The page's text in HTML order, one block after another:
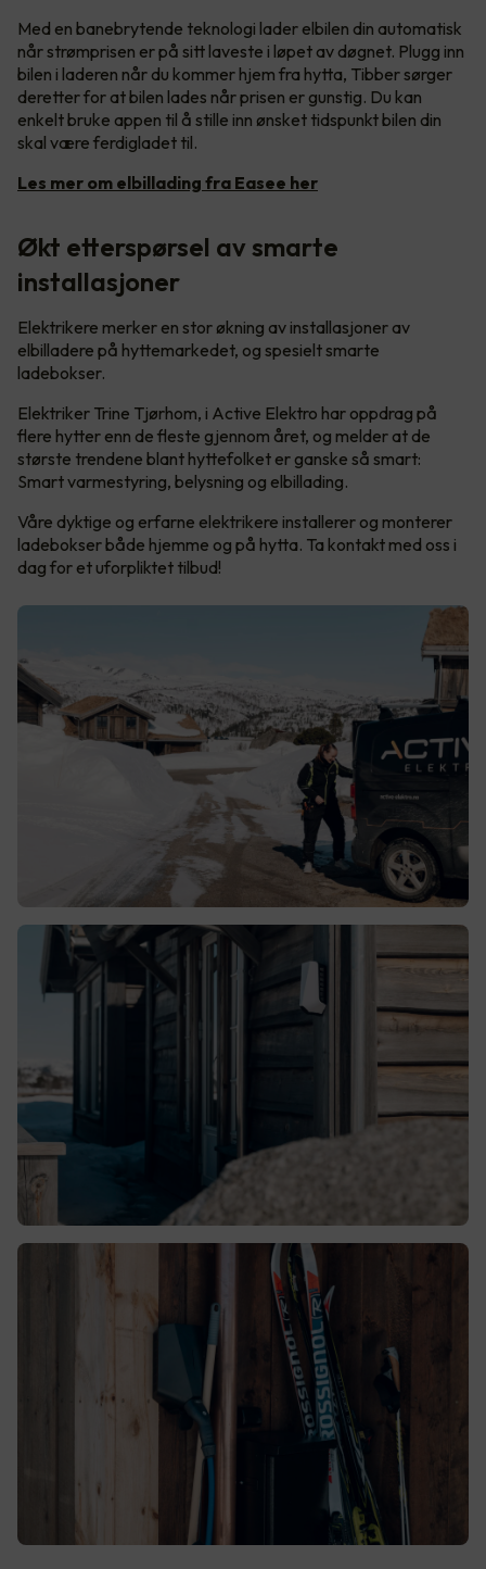
Med en banebrytende teknologi lader elbilen din automatisk
når strømprisen er på sitt laveste i løpet av døgnet. Plugg inn
bilen i laderen når du kommer hjem fra hytta, Tibber sørger
deretter for at bilen lades når prisen er gunstig. Du kan
enkelt bruke appen til å stille inn ønsket tidspunkt bilen din
skal være ferdigladet til.
Les mer om elbillading fra Easee her
Økt etterspørsel av smarte
installasjoner
Elektrikere merker en stor økning av installasjoner av
elbilladere på hyttemarkedet, og spesielt smarte
ladebokser.
Elektriker Trine Tjørhom, i Active Elektro har oppdrag på
flere hytter enn de fleste gjennom året, og melder at de
største trendene blant hyttefolket er ganske så smart:
Smart varmestyring, belysning og elbillading.
Våre dyktige og erfarne elektrikere installerer og monterer
ladebokser både hjemme og på hytta. Ta kontakt med oss i
dag for et uforpliktet tilbud!